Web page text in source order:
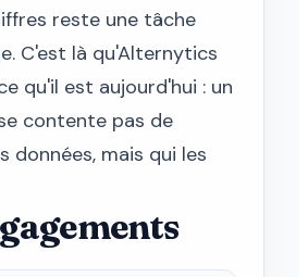
reste une tâche
C'est là qu'Alternytics
qu'il est aujourd'hui : un
contente pas de
données, mais qui les